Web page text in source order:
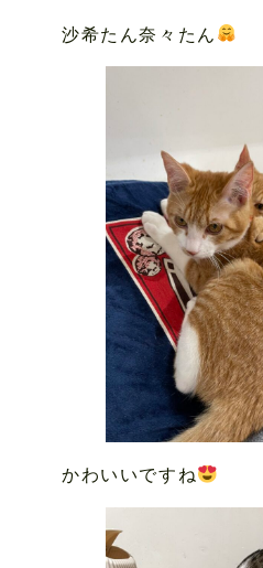
沙希たん奈々たん
かわいいですね